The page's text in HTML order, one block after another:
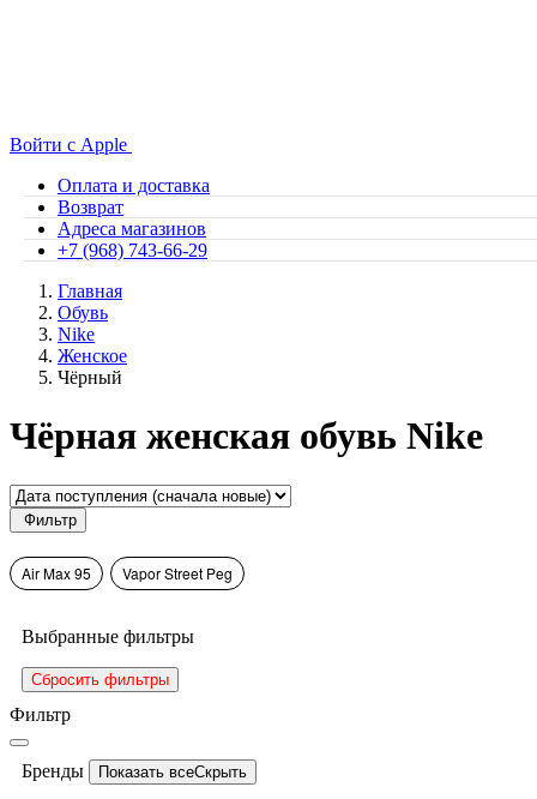
Войти с Apple
Оплата и доставка
Возврат
Адреса магазинов
+7 (968) 743-66-29
Главная
Обувь
Nike
Женское
Чёрный
Чёрная женская обувь Nike
Фильтр
Air Max 95 Vapor Street Peg
Выбранные фильтры
Сбросить фильтры
Фильтр
Бренды Показать всеСкрыть